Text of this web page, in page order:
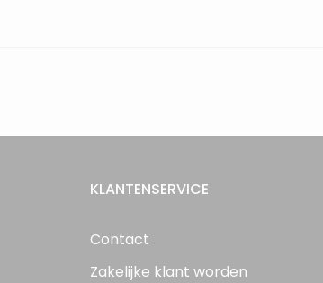
KLANTENSERVICE
Contact
Zakelijke klant worden